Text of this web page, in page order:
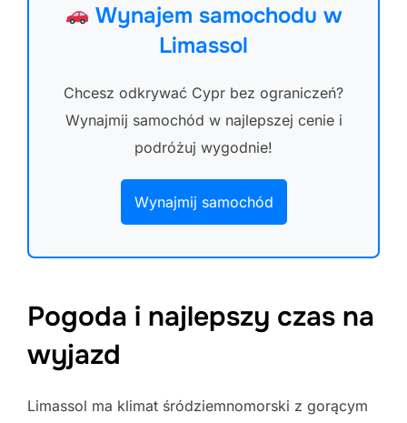
Wynajem samochodu w
Limassol
Chcesz odkrywać Cypr bez ograniczeń?
Wynajmij samochód w najlepszej cenie i
podróżuj wygodnie!
Wynajmij samochód
Pogoda i najlepszy czas na
wyjazd
Limassol ma klimat śródziemnomorski z gorącym